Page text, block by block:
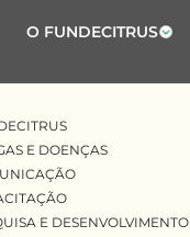
O FUNDECITRUS
E DOENÇAS
E DESENVOLVIMENTO